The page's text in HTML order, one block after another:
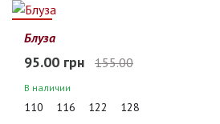
39%
Блуза
95.00 грн 155.00
В наличии
110 116 122 128